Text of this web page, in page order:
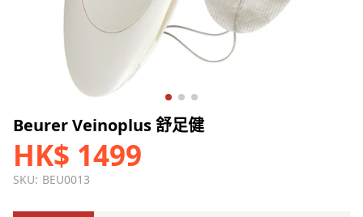
Beurer Veinoplus 舒足健
HK$ 1499
SKU: BEU0013